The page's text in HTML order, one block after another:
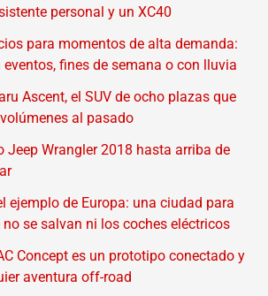
personal y un XC40
para momentos de alta demanda:
fines de semana o con lluvia
Ascent, el SUV de ocho plazas que
al pasado
Jeep Wrangler 2018 hasta arriba de
ejemplo de Europa: una ciudad para
se salvan ni los coches eléctricos
Concept es un prototipo conectado y
aventura off-road